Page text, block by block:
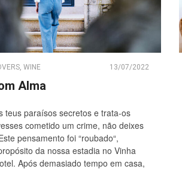
, WINE 13/07/2022
Alma
teus paraísos secretos e trata-os
cometido um crime, não deixes
pensamento foi “roubado“,
da nossa estadia no Vinha
Após demasiado tempo em casa,